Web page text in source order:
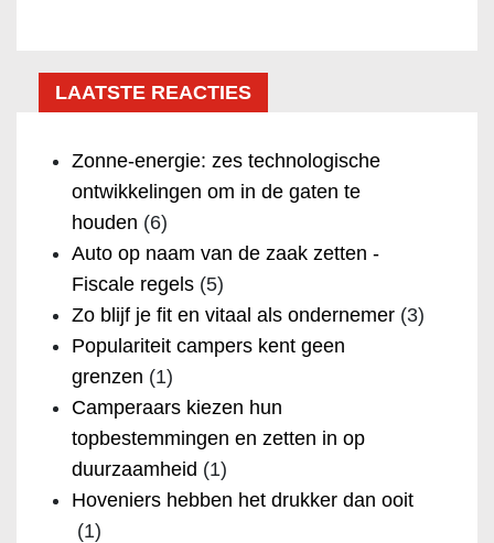
LAATSTE REACTIES
Zonne-energie: zes technologische
ontwikkelingen om in de gaten te
houden (6)
Auto op naam van de zaak zetten -
Fiscale regels (5)
Zo blijf je fit en vitaal als ondernemer (3)
Populariteit campers kent geen
grenzen (1)
Camperaars kiezen hun
topbestemmingen en zetten in op
duurzaamheid (1)
Hoveniers hebben het drukker dan ooit
(1)